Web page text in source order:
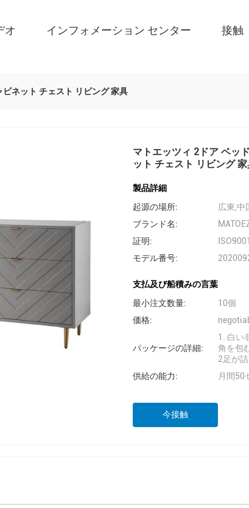
オ インフォメーション センター 接触
ネット チェスト リビング 家具
マトエッツィ 2ドア ベッ
ット チェスト リビング
製品詳細
起源の場所:
広東,中
ブランド名:
証明:
モデル番号:
支払及び船積みの言葉
最小注文数量:
10個
価格:
パッケージの詳細:
1. 白い
角を包
2足が
供給の能力:
月間50
今接触